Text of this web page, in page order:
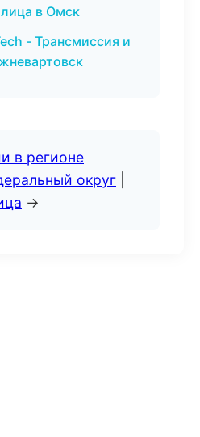
в Омск
- Трансмиссия и
в регионе
округ
→